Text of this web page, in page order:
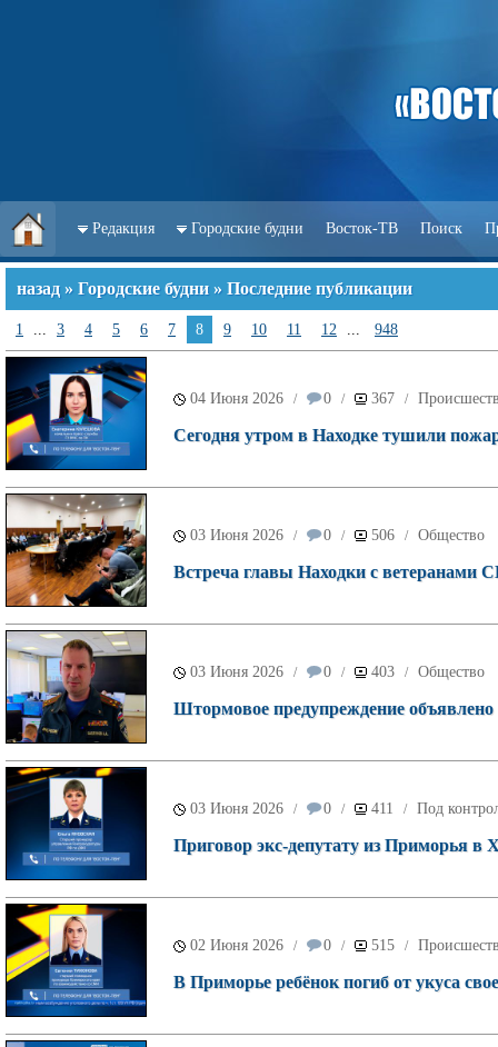
Редакция Городские будни Восток-ТВ Поиск
назад » Городские будни » Последние публикации
1 ... 3 4 5 6 7 8 9 10 11 12 ... 948
04 Июня 2026 / 0 / 367 /
Сегодня утром в Находке тушили
03 Июня 2026 / 0 / 506 / Общество
Встреча главы Находки с ветеранами
03 Июня 2026 / 0 / 403 / Общество
Штормовое предупреждение
03 Июня 2026 / 0 / 411 / Под
Приговор экс-депутату из Приморья в
02 Июня 2026 / 0 / 515 /
В Приморье ребёнок погиб от укуса